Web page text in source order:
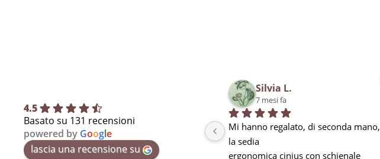
4.5
Basato su 131 recensioni
powered by Google
lascia una recensione su
Silvia L.
7 mesi fa
Mi hanno regalato, di seconda mano,
la sedia
ergonomica cinius con schienale